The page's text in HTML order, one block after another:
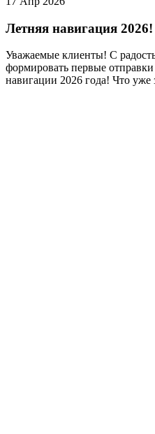
Летняя навигация 2026!
Уважаемые клиенты! С
формировать первые
навигации 2026 года! Что уже